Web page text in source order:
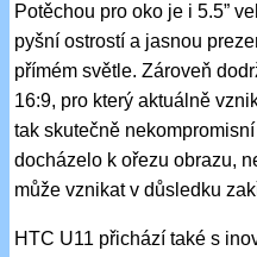
Potěchou pro oko je i 5.5”
pyšní ostrostí a jasnou
přímém světle. Zároveň
16:9, pro který aktuálně
tak skutečně
docházelo k ořezu obrazu,
může vznikat v důsledku
HTC U11 přichází také s